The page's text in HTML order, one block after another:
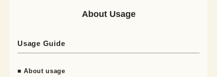
About Usage
Usage Guide
■ About usage